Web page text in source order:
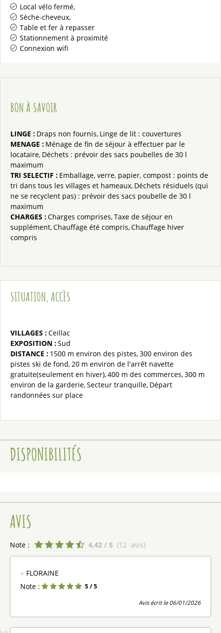
Local vélo fermé
Sèche-cheveux
Table et fer à repasser
Stationnement à proximité
Connexion wifi
BON À SAVOIR
LINGE : Draps non fournis Linge de lit : couvertures
MENAGE : Ménage de fin de séjour à effectuer par le
locataire Déchets : prévoir des sacs poubelles de 30 l
maximum
TRI SELECTIF : Emballage, verre, papier, compost : points de
tri dans tous les villages et hameaux Déchets résiduels (qui
ne se recyclent pas) : prévoir des sacs poubelle de 30 l
maximum
CHARGES :Charges comprises Taxe de séjour en
supplément Chauffage été compris Chauffage hiver
compris
SITUATION, ACCÈS
VILLAGES :Ceillac
EXPOSITION :Sud
DISTANCE : 1500 m environ des pistes 300 environ des
pistes ski de fond 20 m environ de l'arrêt navette
gratuite(seulement en hiver) 400 m des commerces 300 m
environ de la garderie Secteur tranquille Départ
randonnées sur place
DISPONIBILITÉS
AVIS
Note : 4,42 / 5 (12 avis)
FLORAINE
Note :
5 / 5
Avis écrit le 06/01/2026